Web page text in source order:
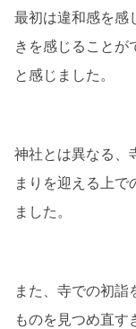
最初は違和感を感
きを感じることが
と感じました。
神社とは異なる、
まりを迎える上
ました。
また、寺での初詣
ものを見つめ直す